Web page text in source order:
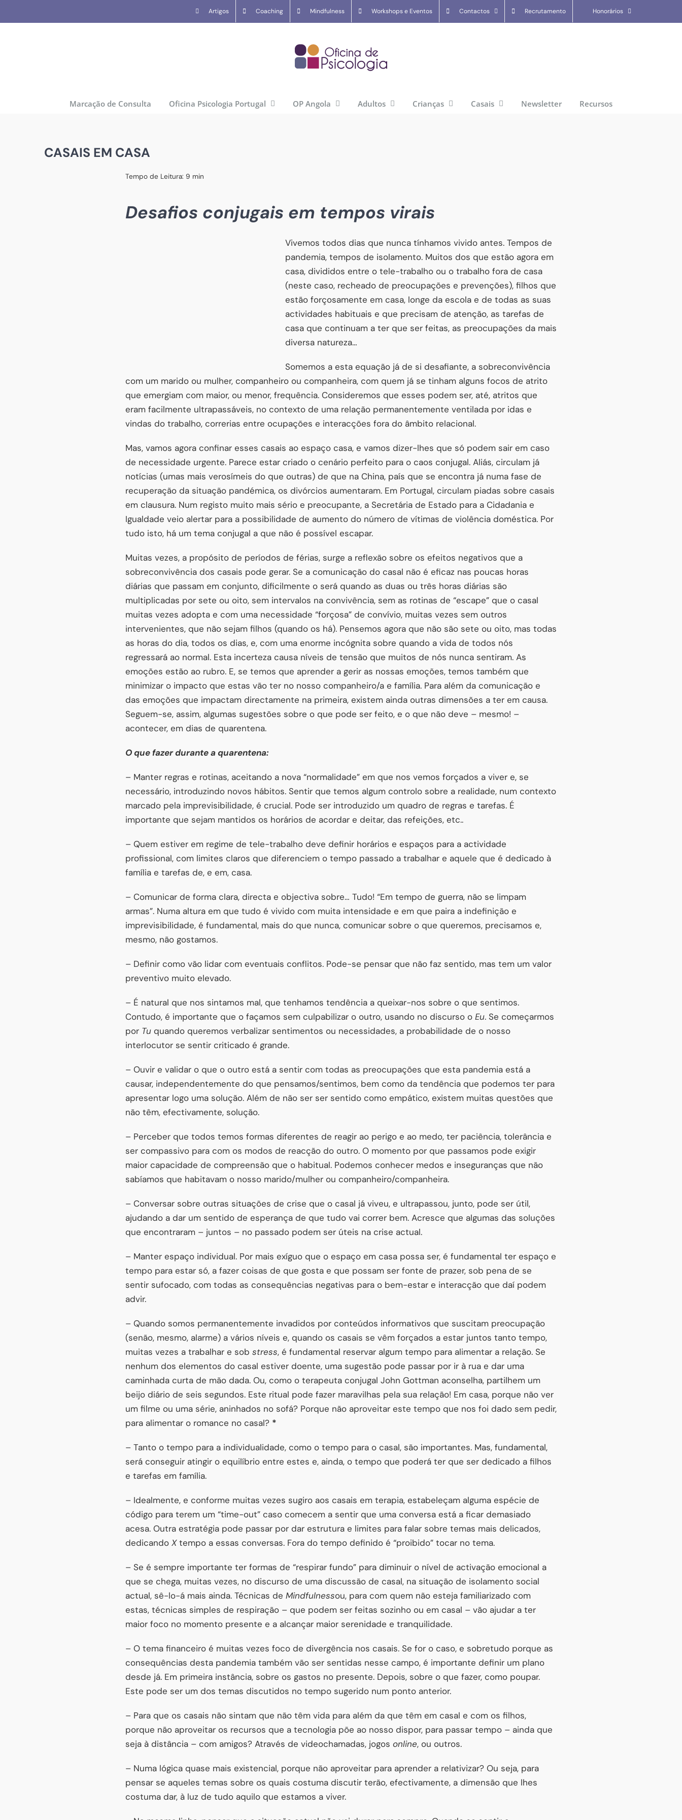
to
Artigos Coaching Mindfulness Workshops e Eventos Contactos Recrutamento Honorários
Marcação de Consulta Oficina Psicologia Portugal OP Angola Adultos Crianças Casais Newsletter Recursos
CASAIS EM CASA
Tempo de Leitura: 9 min
Desafios conjugais em tempos virais
Vivemos todos dias que nunca tínhamos vivido antes. Tempos de
pandemia, tempos de isolamento. Muitos dos que estão agora em
casa, divididos entre o tele-trabalho ou o trabalho fora de casa
(neste caso, recheado de preocupações e prevenções), filhos que
estão forçosamente em casa, longe da escola e de todas as suas
actividades habituais e que precisam de atenção, as tarefas de
casa que continuam a ter que ser feitas, as preocupações da mais
diversa natureza…
Somemos a esta equação já de si desafiante, a sobreconvivência
com um marido ou mulher, companheiro ou companheira, com quem já se tinham alguns focos de atrito
que emergiam com maior, ou menor, frequência. Consideremos que esses podem ser, até, atritos que
eram facilmente ultrapassáveis, no contexto de uma relação permanentemente ventilada por idas e
vindas do trabalho, correrias entre ocupações e interacções fora do âmbito relacional.
Mas, vamos agora confinar esses casais ao espaço casa, e vamos dizer-lhes que só podem sair em caso
de necessidade urgente. Parece estar criado o cenário perfeito para o caos conjugal. Aliás, circulam já
notícias (umas mais verosímeis do que outras) de que na China, país que se encontra já numa fase de
recuperação da situação pandémica, os divórcios aumentaram. Em Portugal, circulam piadas sobre casais
em clausura. Num registo muito mais sério e preocupante, a Secretária de Estado para a Cidadania e
Igualdade veio alertar para a possibilidade de aumento do número de vítimas de violência doméstica. Por
tudo isto, há um tema conjugal a que não é possível escapar.
Muitas vezes, a propósito de períodos de férias, surge a reflexão sobre os efeitos negativos que a
sobreconvivência dos casais pode gerar. Se a comunicação do casal não é eficaz nas poucas horas
diárias que passam em conjunto, dificilmente o será quando as duas ou três horas diárias são
multiplicadas por sete ou oito, sem intervalos na convivência, sem as rotinas de “escape” que o casal
muitas vezes adopta e com uma necessidade “forçosa” de convívio, muitas vezes sem outros
intervenientes, que não sejam filhos (quando os há). Pensemos agora que não são sete ou oito, mas todas
as horas do dia, todos os dias, e, com uma enorme incógnita sobre quando a vida de todos nós
regressará ao normal. Esta incerteza causa níveis de tensão que muitos de nós nunca sentiram. As
emoções estão ao rubro. E, se temos que aprender a gerir as nossas emoções, temos também que
minimizar o impacto que estas vão ter no nosso companheiro/a e família. Para além da comunicação e
das emoções que impactam directamente na primeira, existem ainda outras dimensões a ter em causa.
Seguem-se, assim, algumas sugestões sobre o que pode ser feito, e o que não deve – mesmo! –
acontecer, em dias de quarentena.
O que fazer durante a quarentena:
– Manter regras e rotinas, aceitando a nova “normalidade” em que nos vemos forçados a viver e, se
necessário, introduzindo novos hábitos. Sentir que temos algum controlo sobre a realidade, num contexto
marcado pela imprevisibilidade, é crucial. Pode ser introduzido um quadro de regras e tarefas. É
importante que sejam mantidos os horários de acordar e deitar, das refeições, etc..
– Quem estiver em regime de tele-trabalho deve definir horários e espaços para a actividade
profissional, com limites claros que diferenciem o tempo passado a trabalhar e aquele que é dedicado à
família e tarefas de, e em, casa.
– Comunicar de forma clara, directa e objectiva sobre… Tudo! “Em tempo de guerra, não se limpam
armas”. Numa altura em que tudo é vivido com muita intensidade e em que paira a indefinição e
imprevisibilidade, é fundamental, mais do que nunca, comunicar sobre o que queremos, precisamos e,
mesmo, não gostamos.
– Definir como vão lidar com eventuais conflitos. Pode-se pensar que não faz sentido, mas tem um valor
preventivo muito elevado.
– É natural que nos sintamos mal, que tenhamos tendência a queixar-nos sobre o que sentimos.
Contudo, é importante que o façamos sem culpabilizar o outro, usando no discurso o Eu. Se começarmos
por Tu quando queremos verbalizar sentimentos ou necessidades, a probabilidade de o nosso
interlocutor se sentir criticado é grande.
– Ouvir e validar o que o outro está a sentir com todas as preocupações que esta pandemia está a
causar, independentemente do que pensamos/sentimos, bem como da tendência que podemos ter para
apresentar logo uma solução. Além de não ser ser sentido como empático, existem muitas questões que
não têm, efectivamente, solução.
– Perceber que todos temos formas diferentes de reagir ao perigo e ao medo, ter paciência, tolerância e
ser compassivo para com os modos de reacção do outro. O momento por que passamos pode exigir
maior capacidade de compreensão que o habitual. Podemos conhecer medos e inseguranças que não
sabíamos que habitavam o nosso marido/mulher ou companheiro/companheira.
– Conversar sobre outras situações de crise que o casal já viveu, e ultrapassou, junto, pode ser útil,
ajudando a dar um sentido de esperança de que tudo vai correr bem. Acresce que algumas das soluções
que encontraram – juntos – no passado podem ser úteis na crise actual.
– Manter espaço individual. Por mais exíguo que o espaço em casa possa ser, é fundamental ter espaço e
tempo para estar só, a fazer coisas de que gosta e que possam ser fonte de prazer, sob pena de se
sentir sufocado, com todas as consequências negativas para o bem-estar e interacção que daí podem
advir.
– Quando somos permanentemente invadidos por conteúdos informativos que suscitam preocupação
(senão, mesmo, alarme) a vários níveis e, quando os casais se vêm forçados a estar juntos tanto tempo,
muitas vezes a trabalhar e sob stress, é fundamental reservar algum tempo para alimentar a relação. Se
nenhum dos elementos do casal estiver doente, uma sugestão pode passar por ir à rua e dar uma
caminhada curta de mão dada. Ou, como o terapeuta conjugal John Gottman aconselha, partilhem um
beijo diário de seis segundos. Este ritual pode fazer maravilhas pela sua relação! Em casa, porque não ver
um filme ou uma série, aninhados no sofá? Porque não aproveitar este tempo que nos foi dado sem pedir,
para alimentar o romance no casal? *
– Tanto o tempo para a individualidade, como o tempo para o casal, são importantes. Mas, fundamental,
será conseguir atingir o equilíbrio entre estes e, ainda, o tempo que poderá ter que ser dedicado a filhos
e tarefas em família.
– Idealmente, e conforme muitas vezes sugiro aos casais em terapia, estabeleçam alguma espécie de
código para terem um “time-out” caso comecem a sentir que uma conversa está a ficar demasiado
acesa. Outra estratégia pode passar por dar estrutura e limites para falar sobre temas mais delicados,
dedicando Xtempo a essas conversas. Fora do tempo definido é “proibido” tocar no tema.
– Se é sempre importante ter formas de “respirar fundo” para diminuir o nível de activação emocional a
que se chega, muitas vezes, no discurso de uma discussão de casal, na situação de isolamento social
actual, sê-lo-á mais ainda. Técnicas de Mindfulnessou, para com quem não esteja familiarizado com
estas, técnicas simples de respiração – que podem ser feitas sozinho ou em casal – vão ajudar a ter
maior foco no momento presente e a alcançar maior serenidade e tranquilidade.
– O tema financeiro é muitas vezes foco de divergência nos casais. Se for o caso, e sobretudo porque as
consequências desta pandemia também vão ser sentidas nesse campo, é importante definir um plano
desde já. Em primeira instância, sobre os gastos no presente. Depois, sobre o que fazer, como poupar.
Este pode ser um dos temas discutidos no tempo sugerido num ponto anterior.
– Para que os casais não sintam que não têm vida para além da que têm em casal e com os filhos,
porque não aproveitar os recursos que a tecnologia põe ao nosso dispor, para passar tempo – ainda que
seja à distância – com amigos? Através de videochamadas, jogos online, ou outros.
– Numa lógica quase mais existencial, porque não aproveitar para aprender a relativizar? Ou seja, para
pensar se aqueles temas sobre os quais costuma discutir terão, efectivamente, a dimensão que lhes
costuma dar, à luz de tudo aquilo que estamos a viver.